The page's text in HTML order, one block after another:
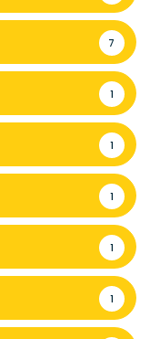
7
1
1
1
1
1